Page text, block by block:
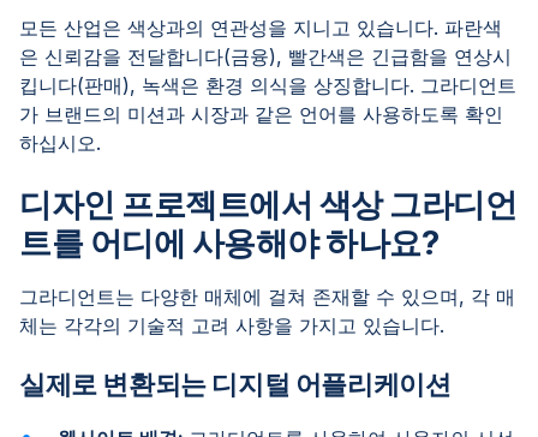
모든 산업은 색상과의 연관성을 지니고 있습니다. 파란색
은 신뢰감을 전달합니다(금융), 빨간색은 긴급함을 연상시
킵니다(판매), 녹색은 환경 의식을 상징합니다. 그라디언트
가 브랜드의 미션과 시장과 같은 언어를 사용하도록 확인
하십시오.
디자인 프로젝트에서 색상 그라디언
트를 어디에 사용해야 하나요?
그라디언트는 다양한 매체에 걸쳐 존재할 수 있으며, 각 매
체는 각각의 기술적 고려 사항을 가지고 있습니다.
실제로 변환되는 디지털 어플리케이션